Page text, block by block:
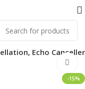
Echo Canceller
-15%